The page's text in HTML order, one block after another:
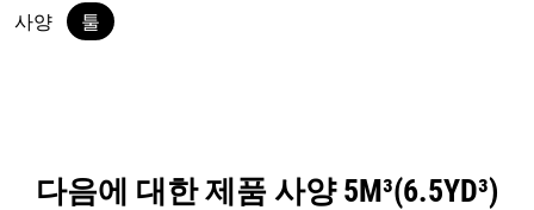
사양 툴
다음에 대한 제품 사양 5M³(6.5YD³)